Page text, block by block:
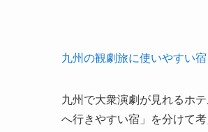
九州の観劇旅に使いやすい
九州で大衆演劇が見れるホ
へ行きやすい宿」を分けて